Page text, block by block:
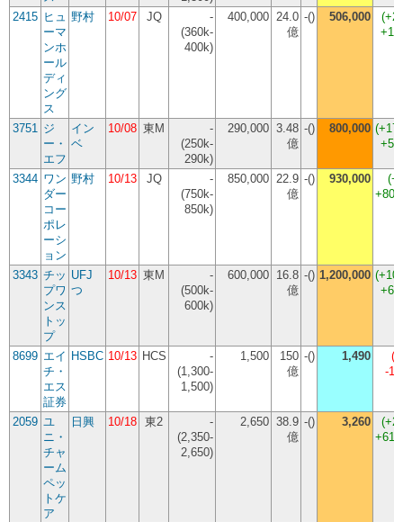
2415 ヒュ
ーマ
ンホ
ール
ディ
ング
ス
野村 10/07 JQ
-
(360k-
400k)
400,000 24.0
億
-() 506,000 (
3751 ジ
ー・
エフ
イン
ベ
10/08 東M
-
(250k-
290k)
290,000 3.48
億
-() 800,000 (
3344 ワン
ダー
コー
ポレ
ーシ
ョン
野村 10/13 JQ
-
(750k-
850k)
850,000 22.9
億
-() 930,000 (
3343 チッ
プワ
ンス
トッ
プ
UFJ
つ
10/13 東M
-
(500k-
600k)
600,000 16.8
億
-() 1,200,000 (
8699 エイ
チ・
エス
証券
HSBC 10/13 HCS
-
(1,300-
1,500)
1,500
150
億
-() 1,490 (
-
2059 ユ
ニ・
チャ
ーム
ペッ
トケ
ア
日興 10/18 東2
-
(2,350-
2,650)
2,650 38.9
億
-() 3,260 (